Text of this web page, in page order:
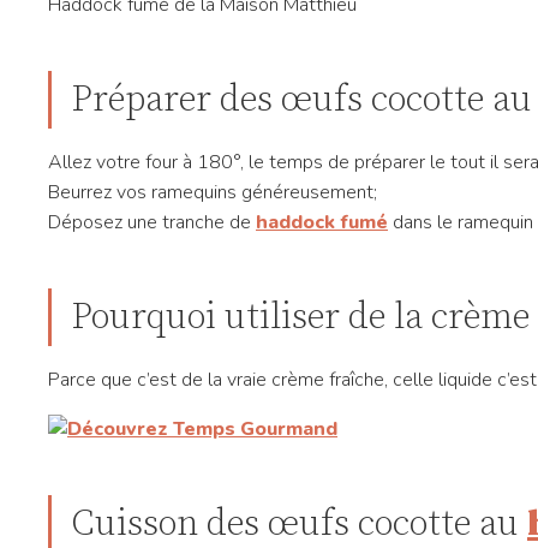
Préparer des œufs cocotte
Allez votre four à 180°, le temps de préparer le tout il
Beurrez vos ramequins généreusement;
Déposez une tranche de haddock fumé dans le
Pourquoi utiliser de la crème
Parce que c’est de la vraie crème fraîche, celle liquide
Cuisson des œufs cocotte au